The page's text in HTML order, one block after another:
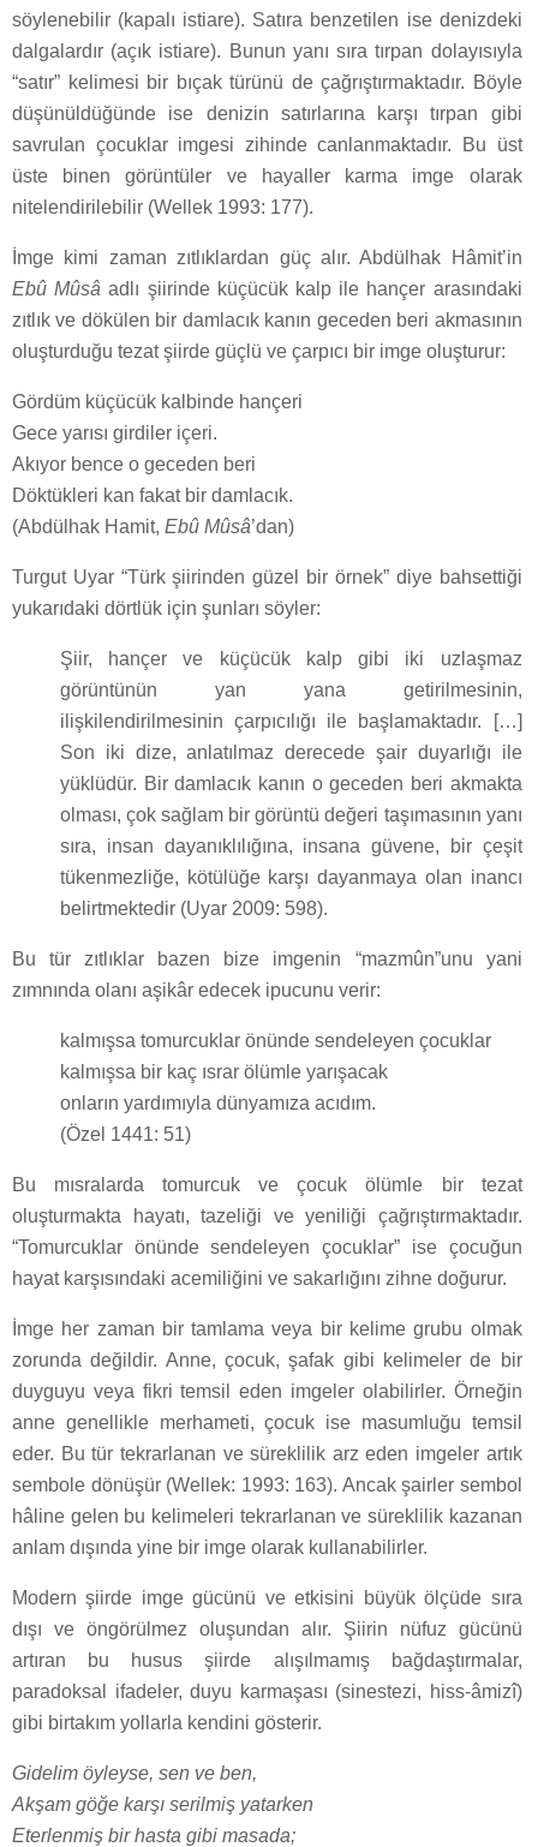
söylenebilir (kapalı istiare). Satıra benzetilen ise denizdeki
dalgalardır (açık istiare). Bunun yanı sıra tırpan dolayısıyla
“satır” kelimesi bir bıçak türünü de çağrıştırmaktadır. Böyle
düşünüldüğünde ise denizin satırlarına karşı tırpan gibi
savrulan çocuklar imgesi zihinde canlanmaktadır. Bu üst
üste binen görüntüler ve hayaller karma imge olarak
nitelendirilebilir (Wellek 1993: 177).
İmge kimi zaman zıtlıklardan güç alır. Abdülhak Hâmit’in
Ebû Mûsâ adlı şiirinde küçücük kalp ile hançer arasındaki
zıtlık ve dökülen bir damlacık kanın geceden beri akmasının
oluşturduğu tezat şiirde güçlü ve çarpıcı bir imge oluşturur:
Gördüm küçücük kalbinde hançeri
Gece yarısı girdiler içeri.
Akıyor bence o geceden beri
Döktükleri kan fakat bir damlacık.
(Abdülhak Hamit, Ebû Mûsâ’dan)
Turgut Uyar “Türk şiirinden güzel bir örnek” diye bahsettiği
yukarıdaki dörtlük için şunları söyler:
Şiir, hançer ve küçücük kalp gibi iki uzlaşmaz
görüntünün yan yana getirilmesinin,
ilişkilendirilmesinin çarpıcılığı ile başlamaktadır. […]
Son iki dize, anlatılmaz derecede şair duyarlığı ile
yüklüdür. Bir damlacık kanın o geceden beri akmakta
olması, çok sağlam bir görüntü değeri taşımasının yanı
sıra, insan dayanıklılığına, insana güvene, bir çeşit
tükenmezliğe, kötülüğe karşı dayanmaya olan inancı
belirtmektedir (Uyar 2009: 598).
Bu tür zıtlıklar bazen bize imgenin “mazmûn”unu yani
zımnında olanı aşikâr edecek ipucunu verir:
kalmışsa tomurcuklar önünde sendeleyen çocuklar
kalmışsa bir kaç ısrar ölümle yarışacak
onların yardımıyla dünyamıza acıdım.
(Özel 1441: 51)
Bu mısralarda tomurcuk ve çocuk ölümle bir tezat
oluşturmakta hayatı, tazeliği ve yeniliği çağrıştırmaktadır.
“Tomurcuklar önünde sendeleyen çocuklar” ise çocuğun
hayat karşısındaki acemiliğini ve sakarlığını zihne doğurur.
İmge her zaman bir tamlama veya bir kelime grubu olmak
zorunda değildir. Anne, çocuk, şafak gibi kelimeler de bir
duyguyu veya fikri temsil eden imgeler olabilirler. Örneğin
anne genellikle merhameti, çocuk ise masumluğu temsil
eder. Bu tür tekrarlanan ve süreklilik arz eden imgeler artık
sembole dönüşür (Wellek: 1993: 163). Ancak şairler sembol
hâline gelen bu kelimeleri tekrarlanan ve süreklilik kazanan
anlam dışında yine bir imge olarak kullanabilirler.
Modern şiirde imge gücünü ve etkisini büyük ölçüde sıra
dışı ve öngörülmez oluşundan alır. Şiirin nüfuz gücünü
artıran bu husus şiirde alışılmamış bağdaştırmalar,
paradoksal ifadeler, duyu karmaşası (sinestezi, hiss-âmizî)
gibi birtakım yollarla kendini gösterir.
Gidelim öyleyse, sen ve ben,
Akşam göğe karşı serilmiş yatarken
Eterlenmiş bir hasta gibi masada;